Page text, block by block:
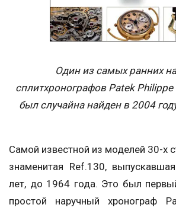
Один из самых ранних
сплитхронографов Patek Philippe
был случайна найден в 2004
Самой известной из моделей 30-х
знаменитая Ref.130,
лет, до 1964 года. Это был
простой наручный хронограф